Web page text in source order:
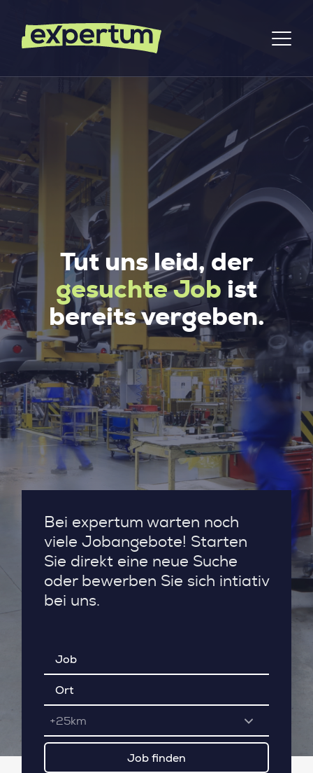
Tut uns leid, der
gesuchte Job ist
bereits vergeben.
Bei expertum warten noch
viele Jobangebote! Starten
Sie direkt eine neue Suche
oder bewerben Sie sich intiativ
bei uns.
+25km